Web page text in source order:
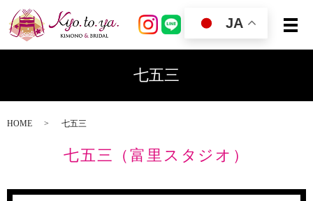
JA
七五三
HOME 七五三
七五三（富里スタジオ）